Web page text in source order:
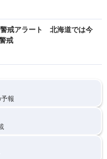
戒アラート 北海道では今
戒
報